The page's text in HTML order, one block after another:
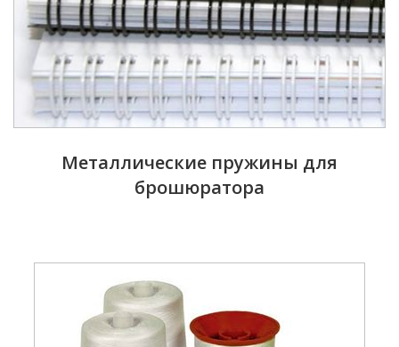
Металлические пружины для
брошюратора